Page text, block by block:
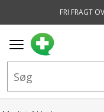
FRI FRAGT